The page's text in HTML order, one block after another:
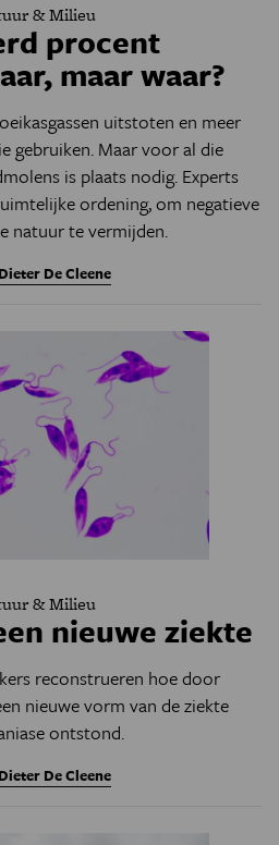
& Milieu
procent
maar waar?
uitstoten en meer
gebruiken. Maar voor al die
is plaats nodig. Experts
ordening, om negatieve
natuur te vermijden.
Dieter De Cleene
& Milieu
nieuwe ziekte
reconstrueren hoe door
nieuwe vorm van de ziekte
ontstond.
Dieter De Cleene